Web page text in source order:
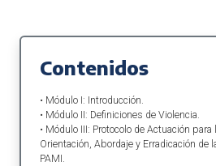
Contenidos
• Módulo I: Introducción.
• Módulo II: Definiciones de Violencia.
• Módulo III: Protocolo de Actuación para
Orientación, Abordaje y Erradicación de
PAMI.